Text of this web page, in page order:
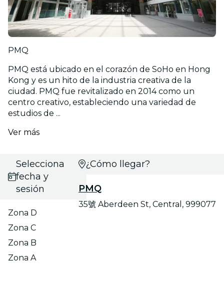
PMQ
PMQ está ubicado en el corazón de SoHo en Hong
Kong y es un hito de la industria creativa de la
ciudad. PMQ fue revitalizado en 2014 como un
centro creativo, estableciendo una variedad de
estudios de ...
Ver más
Selecciona
fecha y
sesión
Zona D
Zona C
Zona B
Zona A
¿Cómo llegar?
PMQ
35號 Aberdeen St, Central, 999077